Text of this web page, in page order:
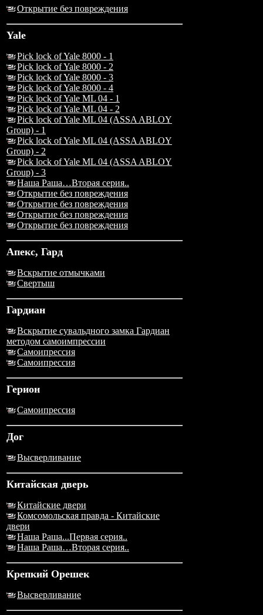
Открытие без повреждения
Yale
Pick lock of Yale 8000 - 1
Pick lock of Yale 8000 - 2
Pick lock of Yale 8000 - 3
Pick lock of Yale 8000 - 4
Pick lock of Yale ML 04 - 1
Pick lock of Yale ML 04 - 2
Pick lock of Yale ML 04 (ASSA ABLOY
Group) - 1
Pick lock of Yale ML 04 (ASSA ABLOY
Group) - 2
Pick lock of Yale ML 04 (ASSA ABLOY
Group) - 3
Наша Раша…Вторая серия..
Открытие без повреждения
Открытие без повреждения
Открытие без повреждения
Открытие без повреждения
Апекс, Гард
Вскрытие отмычками
Свертыш
Гардиан
Вскрытие сувальдного замка Гардиан
методом самоимпрессии
Самоипрессия
Самоипрессия
Герион
Самоипрессия
Дог
Высверливание
Китайская дверь
Китайские двери
Комсомольская правда - Китайские
двери
Наша Раша...Первая серия..
Наша Раша…Вторая серия..
Крепкий Орешек
Высверливание